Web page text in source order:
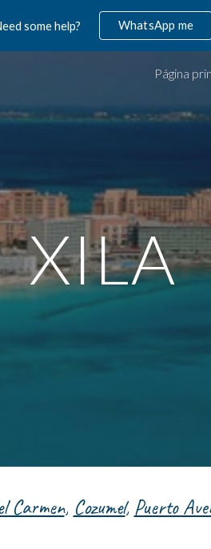
some help? WhatsApp me
Página
XILA
Carmen, Cozumel, Puerto